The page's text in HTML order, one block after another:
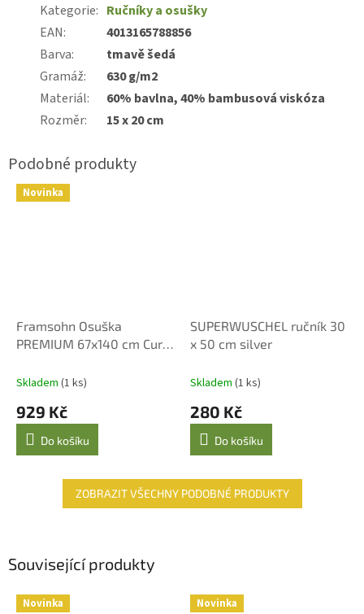
Kategorie: Ručníky a osušky
EAN:
4013165788856
Barva:
tmavě šedá
Gramáž:
630 g/m2
Materiál:
60% bavlna, 40% bambusová viskóza
Rozměr: 15 x 20 cm
Novinka
Framsohn Osuška
PREMIUM 67x140 cm Curry
Skladem (1 ks)
929 Kč
Do košíku
SUPERWUSCHEL ručník 30
x 50 cm silver
Skladem (1 ks)
280 Kč
Do košíku
ZOBRAZIT VŠECHNY PODOBNÉ PRODUKTY
Související produkty
Novinka Novinka